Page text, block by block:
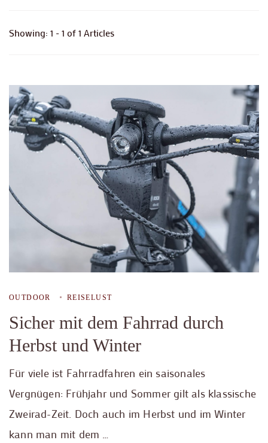
Showing: 1 - 1 of 1 Articles
OUTDOOR REISELUST
Sicher mit dem Fahrrad durch
Herbst und Winter
Für viele ist Fahrradfahren ein saisonales
Vergnügen: Frühjahr und Sommer gilt als klassische
Zweirad-Zeit. Doch auch im Herbst und im Winter
kann man mit dem …